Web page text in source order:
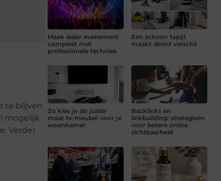
te blijven.
mogelijk
Verder
Maak ieder evenement
compleet met
professionele techniek
Een schoon tapijt
maakt direct verschil
Zo kies je de juiste
maat tv-meubel voor je
woonkamer
Backlinks en
linkbuilding: strategieën
voor betere online
zichtbaarheid